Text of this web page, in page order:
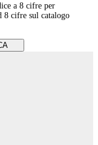
a 8 cifre per
8 cifre sul catalogo